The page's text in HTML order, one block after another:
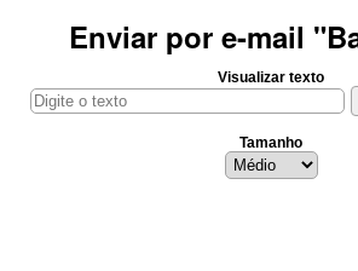
Enviar por e-mail
Visualizar texto
Tamanho